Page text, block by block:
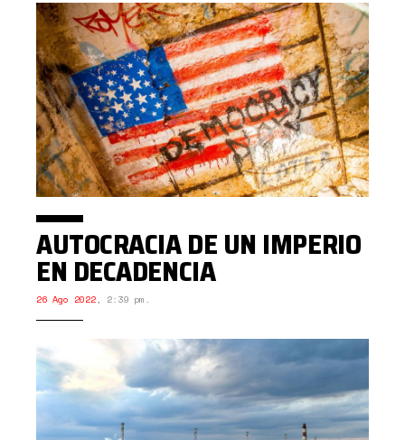
AUTOCRACIA DE UN IMPERIO
EN DECADENCIA
26 Ago 2022, 2:39 pm.